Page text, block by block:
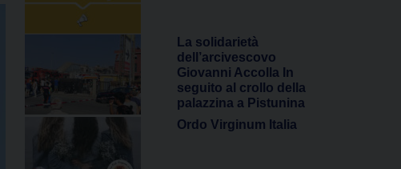
La solidarietà
dell’arcivescovo
Giovanni Accolla In
seguito al crollo della
palazzina a Pistunina
Ordo Virginum Italia